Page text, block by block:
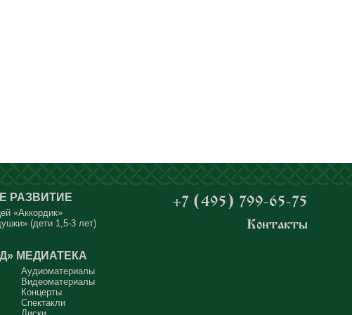
РАЗВИТИЕ
«Аккордик»
(дети 1,5-3 лет)
МЕДИАТЕКА
Аудиоматериалы
Видеоматериалы
Концерты
Спектакли
+7 (495) 799-65-75
Контакты